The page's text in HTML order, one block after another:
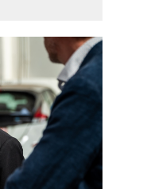
двома